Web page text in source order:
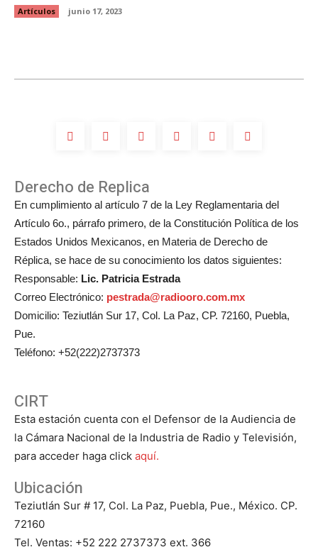
Artículos junio 17, 2023
Derecho de Replica
En cumplimiento al artículo 7 de la Ley Reglamentaria del
Artículo 6o., párrafo primero, de la Constitución Política de los
Estados Unidos Mexicanos, en Materia de Derecho de
Réplica, se hace de su conocimiento los datos siguientes:
Responsable: Lic. Patricia Estrada
Correo Electrónico: pestrada@radiooro.com.mx
Domicilio: Teziutlán Sur 17, Col. La Paz, CP. 72160, Puebla,
Pue.
Teléfono: +52(222)2737373
CIRT
Esta estación cuenta con el Defensor de la Audiencia de
la Cámara Nacional de la Industria de Radio y Televisión,
para acceder haga click aquí.
Ubicación
Teziutlán Sur # 17, Col. La Paz, Puebla, Pue., México. CP.
72160
Tel. Ventas: +52 222 2737373 ext. 366